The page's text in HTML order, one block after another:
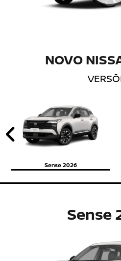
NOVO
Sense 2026
Anterior
Sense